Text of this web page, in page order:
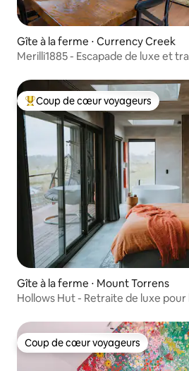
Gîte à la ferme ⋅ Currency Creek
Merilli1885 - Escapade de luxe et
Coups de cœur voyageurs les plus
Coup de cœur voyageurs
Gîte à la ferme ⋅ Mount Torrens
Hollows Hut - Retraite de luxe pour
Coup de cœur voyageurs
Coup de cœur voyageurs